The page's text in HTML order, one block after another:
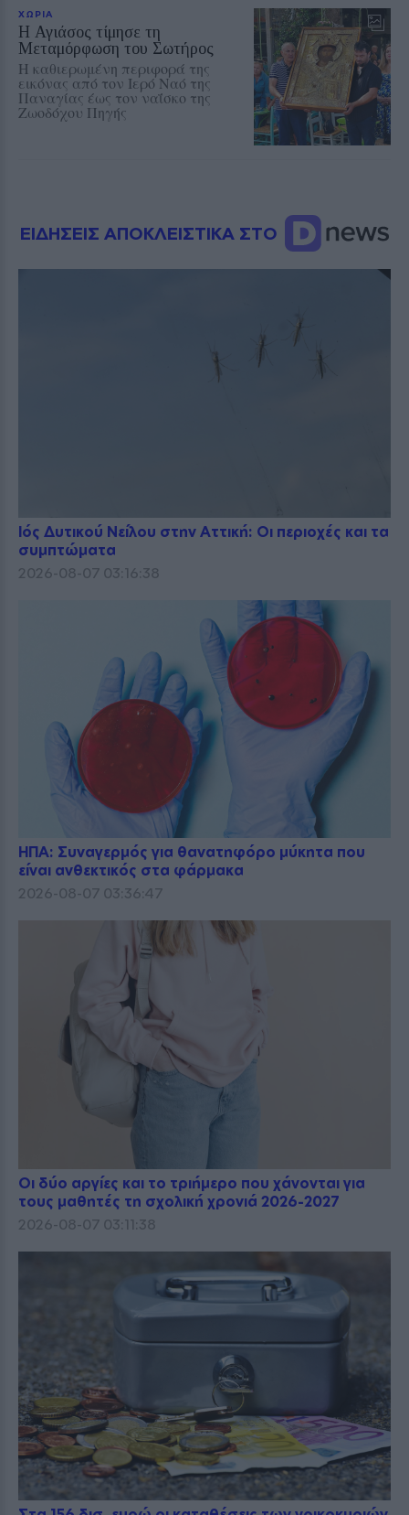
ΧΩΡΙΑ
Η Αγιάσος τίμησε τη
Μεταμόρφωση του Σωτήρος
Η καθιερωμένη περιφορά της
εικόνας από τον Ιερό Ναό της
Παναγίας έως τον ναΐσκο της
Ζωοδόχου Πηγής
ΕΙΔΗΣΕΙΣ ΑΠΟΚΛΕΙΣΤΙΚΑ ΣΤΟ
Ιός Δυτικού Νείλου στην Αττική: Οι περιοχές και τα
συμπτώματα
2026-08-07 03:16:38
ΗΠΑ: Συναγερμός για θανατηφόρο μύκητα που
είναι ανθεκτικός στα φάρμακα
2026-08-07 03:36:47
Οι δύο αργίες και το τριήμερο που χάνονται για
τους μαθητές τη σχολική χρονιά 2026-2027
2026-08-07 03:11:38